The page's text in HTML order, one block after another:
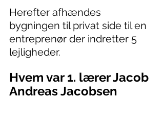
Herefter afhændes
bygningen til privat side til en
entreprenør der indretter 5
lejligheder.
Hvem var 1. lærer Jacob
Andreas Jacobsen